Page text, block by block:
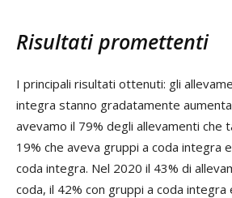
Risultati promettenti
I principali risultati ottenuti: gli
integra stanno gradatamente
avevamo il 79% degli allevamenti che
19% che aveva gruppi a coda integra
coda integra. Nel 2020 il 43% di
coda, il 42% con gruppi a coda integra